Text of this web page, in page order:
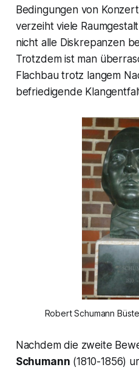
Bedingungen von
verzeiht viele
nicht alle Diskrepanzen
Trotzdem ist man
Flachbau trotz langem
befriedigende
Robert Schumann
Nachdem die zweite
Schumann (1810-1856)